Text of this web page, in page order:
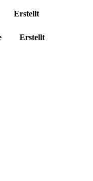
Erstellt
Erstellt